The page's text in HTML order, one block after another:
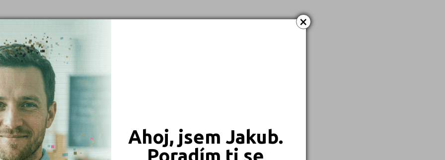
×
Ahoj, jsem Jakub.
Poradím ti se